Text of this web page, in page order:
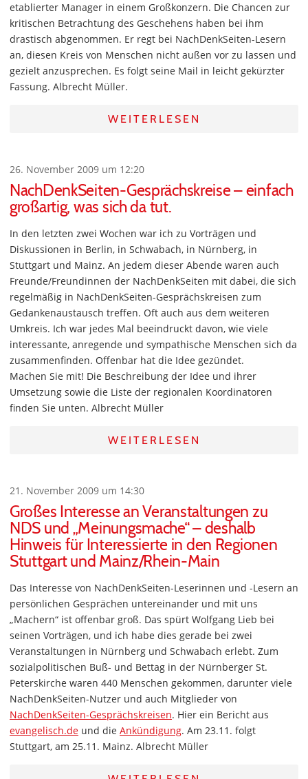
etablierter Manager in einem Großkonzern. Die Chancen zur
kritischen Betrachtung des Geschehens haben bei ihm
drastisch abgenommen. Er regt bei NachDenkSeiten-Lesern
an, diesen Kreis von Menschen nicht außen vor zu lassen und
gezielt anzusprechen. Es folgt seine Mail in leicht gekürzter
Fassung. Albrecht Müller.
WEITERLESEN
26. November 2009 um 12:20
NachDenkSeiten-Gesprächskreise – einfach
großartig, was sich da tut.
In den letzten zwei Wochen war ich zu Vorträgen und
Diskussionen in Berlin, in Schwabach, in Nürnberg, in
Stuttgart und Mainz. An jedem dieser Abende waren auch
Freunde/Freundinnen der NachDenkSeiten mit dabei, die sich
regelmäßig in NachDenkSeiten-Gesprächskreisen zum
Gedankenaustausch treffen. Oft auch aus dem weiteren
Umkreis. Ich war jedes Mal beeindruckt davon, wie viele
interessante, anregende und sympathische Menschen sich da
zusammenfinden. Offenbar hat die Idee gezündet.
Machen Sie mit! Die Beschreibung der Idee und ihrer
Umsetzung sowie die Liste der regionalen Koordinatoren
finden Sie unten. Albrecht Müller
WEITERLESEN
21. November 2009 um 14:30
Großes Interesse an Veranstaltungen zu
NDS und „Meinungsmache“ – deshalb
Hinweis für Interessierte in den Regionen
Stuttgart und Mainz/Rhein-Main
Das Interesse von NachDenkSeiten-Leserinnen und -Lesern an
persönlichen Gesprächen untereinander und mit uns
„Machern“ ist offenbar groß. Das spürt Wolfgang Lieb bei
seinen Vorträgen, und ich habe dies gerade bei zwei
Veranstaltungen in Nürnberg und Schwabach erlebt. Zum
sozialpolitischen Buß- und Bettag in der Nürnberger St.
Peterskirche waren 440 Menschen gekommen, darunter viele
NachDenkSeiten-Nutzer und auch Mitglieder von
NachDenkSeiten-Gesprächskreisen. Hier ein Bericht aus
evangelisch.de und die Ankündigung. Am 23.11. folgt
Stuttgart, am 25.11. Mainz. Albrecht Müller